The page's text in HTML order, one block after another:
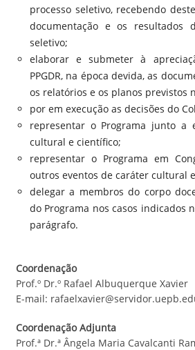
processo seletivo, recebendo
documentação e os resultados
seletivo;
elaborar e submeter à
PPGDR, na época devida, as
os relatórios e os planos previstos
por em execução as decisões do
representar o Programa junto a
cultural e científico;
representar o Programa em
outros eventos de caráter cultural
delegar a membros do corpo
do Programa nos casos indicados
parágrafo.
Coordenação
Prof.º Dr.º Rafael Albuquerque Xavier
E-mail:
Coordenação Adjunta
Prof.ª Dr.ª Ângela Maria Cavalcanti